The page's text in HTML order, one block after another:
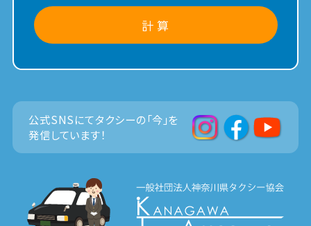
計 算
公式SNSにてタクシーの「今」を
発信しています！